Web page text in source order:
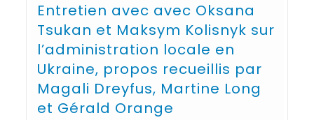
Entretien avec avec Oksana
Tsukan et Maksym Kolisnyk sur
l’administration locale en
Ukraine, propos recueillis par
Magali Dreyfus, Martine Long
et Gérald Orange